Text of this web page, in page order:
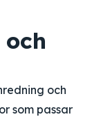
och
som passar